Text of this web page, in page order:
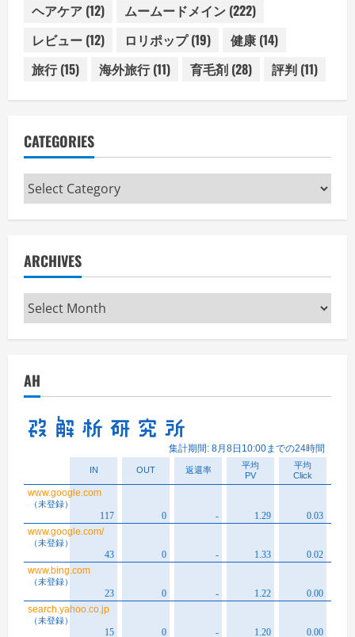
ヘアケア (12) ムームードメイン (222)
レビュー (12) ロリポップ(19) 健康 (14)
旅行(15) 海外旅行(11) 育毛剤 (28) 評判 (11)
CATEGORIES
Categories
ARCHIVES
Archives
AH